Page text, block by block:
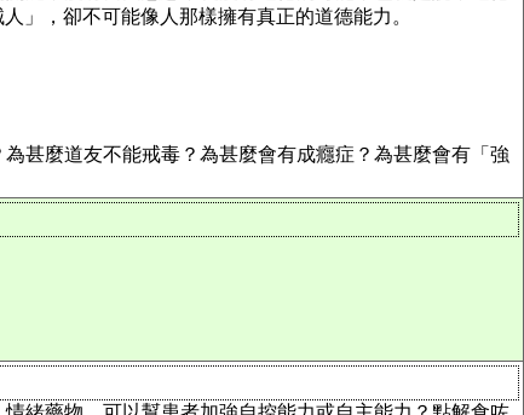
」，卻不可能像人那樣擁有真正的道德能力。
甚麼道友不能戒毒？為甚麼會有成癮症？為甚麼會有「強